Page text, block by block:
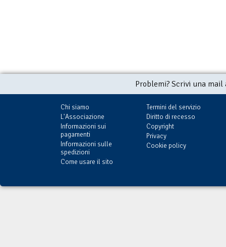
Problemi? Scrivi una
Chi siamo
L'Associazione
Informazioni sui
pagamenti
Informazioni sulle
spedizioni
Come usare il sito
Termini del servizio
Diritto di recesso
Copyright
Privacy
Cookie policy